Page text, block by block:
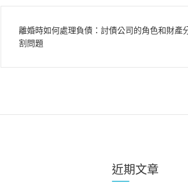
導
離婚時如何處理負債：討債公司的角色和財產
割問題
近期文章